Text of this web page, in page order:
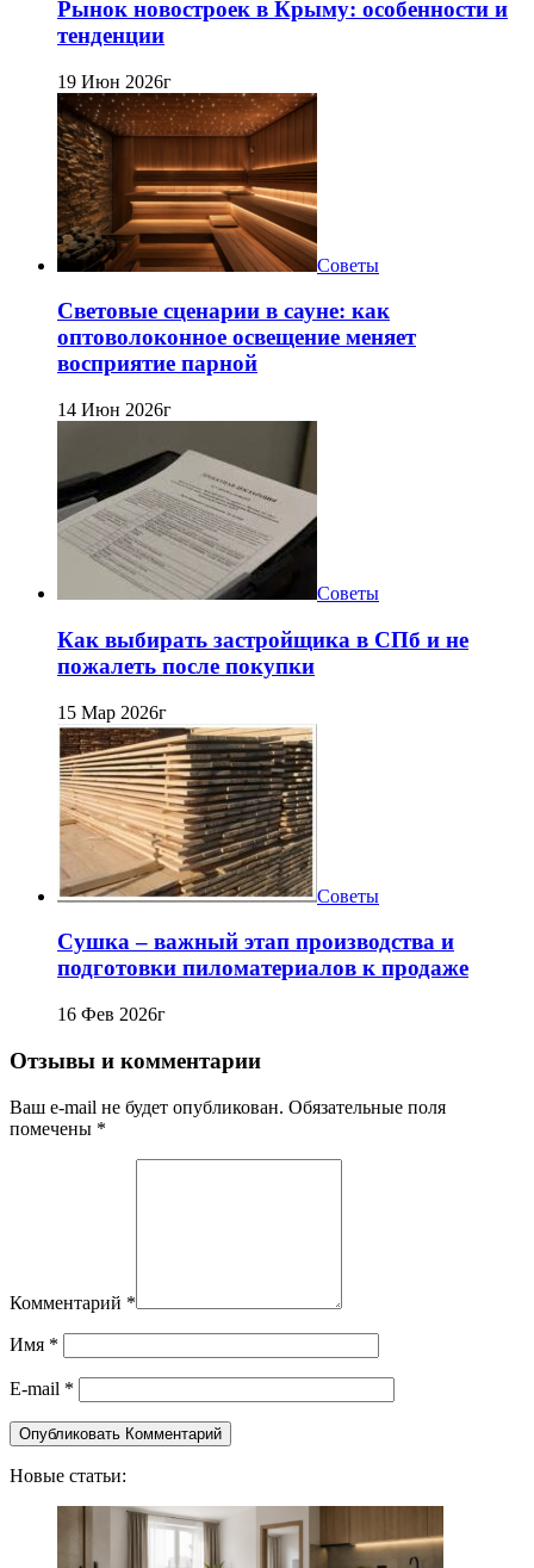
Рынок новостроек в Крыму: особенности и
тенденции
19 Июн 2026г
Советы
Световые сценарии в сауне: как
оптоволоконное освещение меняет
восприятие парной
14 Июн 2026г
Советы
Как выбирать застройщика в СПб и не
пожалеть после покупки
15 Мар 2026г
Советы
Сушка – важный этап производства и
подготовки пиломатериалов к продаже
16 Фев 2026г
Отзывы и комментарии
Ваш e-mail не будет опубликован. Обязательные поля
помечены *
Комментарий *
Имя *
E-mail *
Новые статьи: